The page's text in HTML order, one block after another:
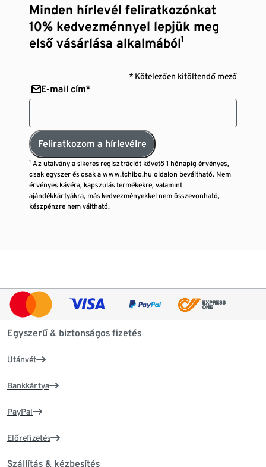
Minden hírlevél feliratkozónkat
10% kedvezménnyel lepjük meg
első vásárlása alkalmából¹
* Kötelezően kitöltendő mező
E-mail cím*
Feliratkozom a hírlevélre
¹ Az utalvány a sikeres regisztrációt követő 1 hónapig érvényes,
csak egyszer és csak a www.tchibo.hu oldalon beváltható. Nem
érvényes kávéra, kapszulás termékekre, valamint
ajándékkártyákra, más kedvezményekkel nem összevonható,
készpénzre nem váltható.
Egyszerű & biztonságos fizetés
Utánvét
Bankkártya
PayPal
Előrefizetés
Szállítás & kézbesítés